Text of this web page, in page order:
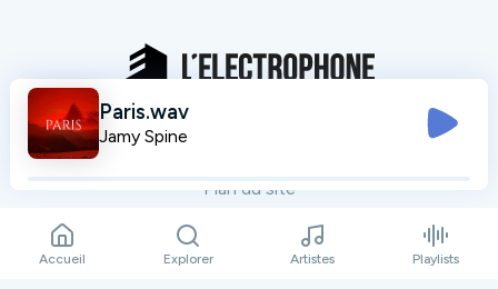
Mentions légales
Plan du site
Paris.wav
Jamy Spine
Accueil Explorer Artistes Playlists